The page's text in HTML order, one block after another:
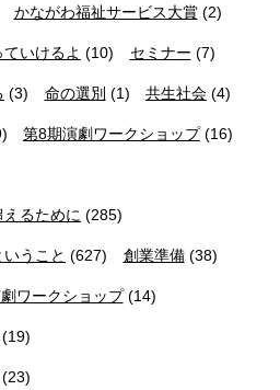
かながわ福祉サービス大賞(2)
いけるよ (10) セミナー (7)
(3) 命の選別 (1) 共生社会 (4)
第8期演劇ワークショップ(16)
るために (285)
うこと (627) 創業準備(38)
ワークショップ(14)